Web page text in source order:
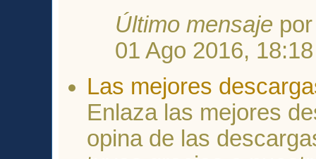
Último mensaje
01 Ago 2016, 18:18
Las mejores
Enlaza las mejores
opina de las